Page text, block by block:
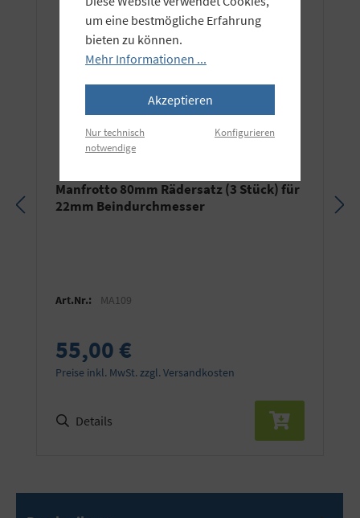
Manfrotto 80mm Rädersatz (3 Stück) für
22mm Beindurchmesser
Art.Nr.: MA109
55,00 €
Preise inkl. MwSt. zzgl. Versandkosten
Details
um eine bestmögliche Erfahrung
bieten zu können.
Mehr Informationen ...
Akzeptieren
Nur technisch
notwendige
Konfigurieren